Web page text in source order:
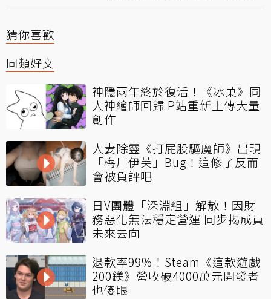
猜你喜歡
同類好文
神隱兩年終於復活！《冰菓》同
人神繪師回歸 P站重新上傳大量
創作
人妻除靈《打屁股驅魔師》出現
「梅川伊芙」Bug！這修了反而
會被負評吧
日V團體「深淵組」解散！因財
務惡化無法穩定營運 同步揭成員
未來去向
退款率99%！Steam《這款遊戲
200鎂》營收破4000萬元開發者
也傻眼